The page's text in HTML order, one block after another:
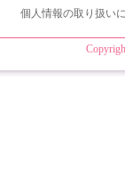
個人情報の取り扱い